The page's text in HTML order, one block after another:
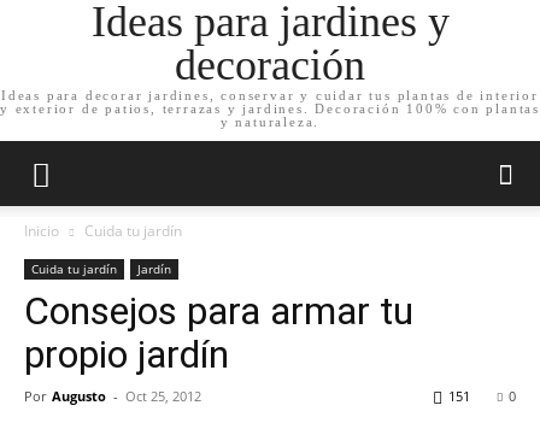
Ideas para jardines y
decoración
Ideas para decorar jardines, conservar y cuidar tus plantas de interior
y exterior de patios, terrazas y jardines. Decoración 100% con plantas
y naturaleza.
Inicio Cuida tu jardín
Cuida tu jardín Jardín
Consejos para armar tu
propio jardín
Por Augusto - Oct 25, 2012 0
151